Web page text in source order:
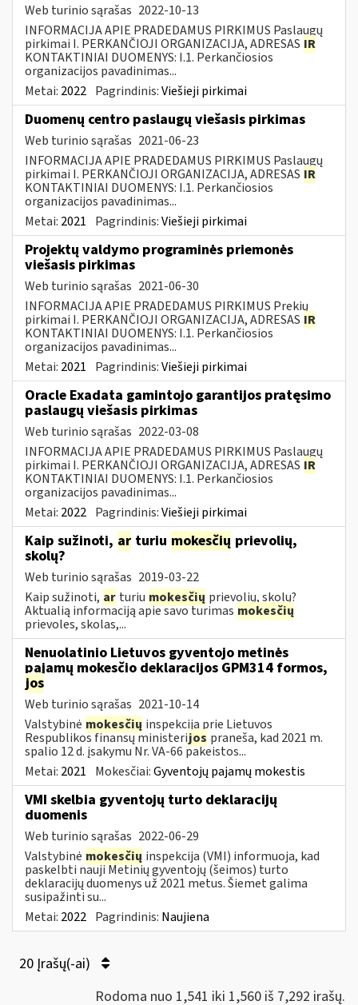
Web turinio sąrašas 2022-10-13
INFORMACIJA APIE PRADEDAMUS PIRKIMUS Paslaugų
pirkimai I. PERKANČIOJI ORGANIZACIJA, ADRESAS IR
KONTAKTINIAI DUOMENYS: I.1. Perkančiosios
organizacijos pavadinimas...
Metai: 2022 Pagrindinis:Viešieji pirkimai
Duomenų centro paslaugų viešasis pirkimas
Web turinio sąrašas 2021-06-23
INFORMACIJA APIE PRADEDAMUS PIRKIMUS Paslaugų
pirkimai I. PERKANČIOJI ORGANIZACIJA, ADRESAS IR
KONTAKTINIAI DUOMENYS: I.1. Perkančiosios
organizacijos pavadinimas...
Metai: 2021 Pagrindinis:Viešieji pirkimai
Projektų valdymo programinės priemonės
viešasis pirkimas
Web turinio sąrašas 2021-06-30
INFORMACIJA APIE PRADEDAMUS PIRKIMUS Prekių
pirkimai I. PERKANČIOJI ORGANIZACIJA, ADRESAS IR
KONTAKTINIAI DUOMENYS: I.1. Perkančiosios
organizacijos pavadinimas...
Metai: 2021 Pagrindinis:Viešieji pirkimai
Oracle Exadata gamintojo garantijos pratęsimo
paslaugų viešasis pirkimas
Web turinio sąrašas 2022-03-08
INFORMACIJA APIE PRADEDAMUS PIRKIMUS Paslaugų
pirkimai I. PERKANČIOJI ORGANIZACIJA, ADRESAS IR
KONTAKTINIAI DUOMENYS: I.1. Perkančiosios
organizacijos pavadinimas...
Metai: 2022 Pagrindinis:Viešieji pirkimai
Kaip sužinoti, ar turiu mokesčių prievolių,
skolų?
Web turinio sąrašas 2019-03-22
Kaip sužinoti, ar turiu mokesčių prievolių, skolų?
Aktualią informaciją apie savo turimas mokesčių
prievoles, skolas,...
Nenuolatinio Lietuvos gyventojo metinės
pajamų mokesčio deklaracijos GPM314 formos,
jos
Web turinio sąrašas 2021-10-14
Valstybinė mokesčių inspekcija prie Lietuvos
Respublikos finansų ministerijos praneša, kad 2021 m.
spalio 12 d. įsakymu Nr. VA-66 pakeistos...
Metai: 2021 Mokesčiai:Gyventojų pajamų mokestis
VMI skelbia gyventojų turto deklaracijų
duomenis
Web turinio sąrašas 2022-06-29
Valstybinė mokesčių inspekcija (VMI) informuoja, kad
paskelbti nauji Metinių gyventojų (šeimos) turto
deklaracijų duomenys už 2021 metus. Šiemet galima
susipažinti su...
Metai: 2022 Pagrindinis: Naujiena
20 Įrašų(-ai)
Rodoma nuo 1,541 iki 1,560 iš 7,292 irašų.